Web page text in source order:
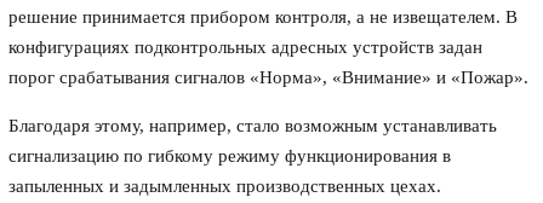
решение принимается прибором контроля, а не извещателем. В
конфигурациях подконтрольных адресных устройств задан
порог срабатывания сигналов «Норма», «Внимание» и «Пожар».
Благодаря этому, например, стало возможным устанавливать
сигнализацию по гибкому режиму функционирования в
запыленных и задымленных производственных цехах.